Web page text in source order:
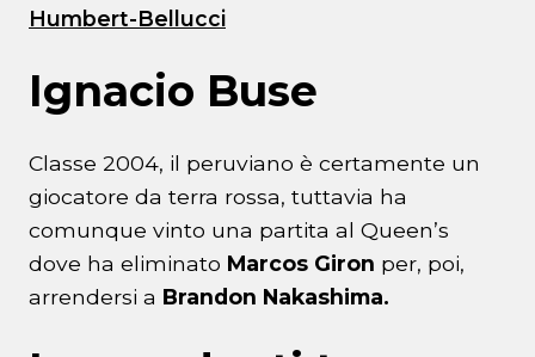
Humbert-Bellucci
Ignacio Buse
Classe 2004, il peruviano è certamente un
giocatore da terra rossa, tuttavia ha
comunque vinto una partita al Queen’s
dove ha eliminato Marcos Giron per, poi,
arrendersi a Brandon Nakashima.